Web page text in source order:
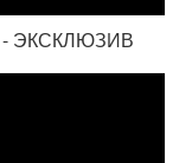
- ЭКСКЛЮЗИВ